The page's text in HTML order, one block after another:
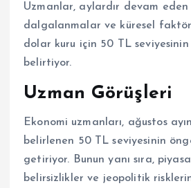
Uzmanlar, aylardır devam eden
dalgalanmalar ve küresel
dolar kuru için 50 TL
belirtiyor.
Uzman Görüşleri
Ekonomi uzmanları, ağustos
belirlenen 50 TL seviyesinin
getiriyor. Bunun yanı sıra,
belirsizlikler ve jeopolitik